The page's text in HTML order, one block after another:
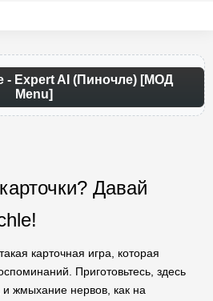
- Expert AI (Пиночле) [МОД
Menu]
Давай
карточная игра, которая
Приготовьтесь, здесь
жмыхание нервов, как на